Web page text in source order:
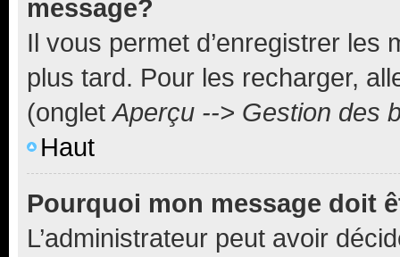
message?
Il vous permet d’enregistrer
plus tard. Pour les recharger,
(ongletAperçu --> Gestion des
Haut
Pourquoi mon message doit
L’administrateur peut avoir